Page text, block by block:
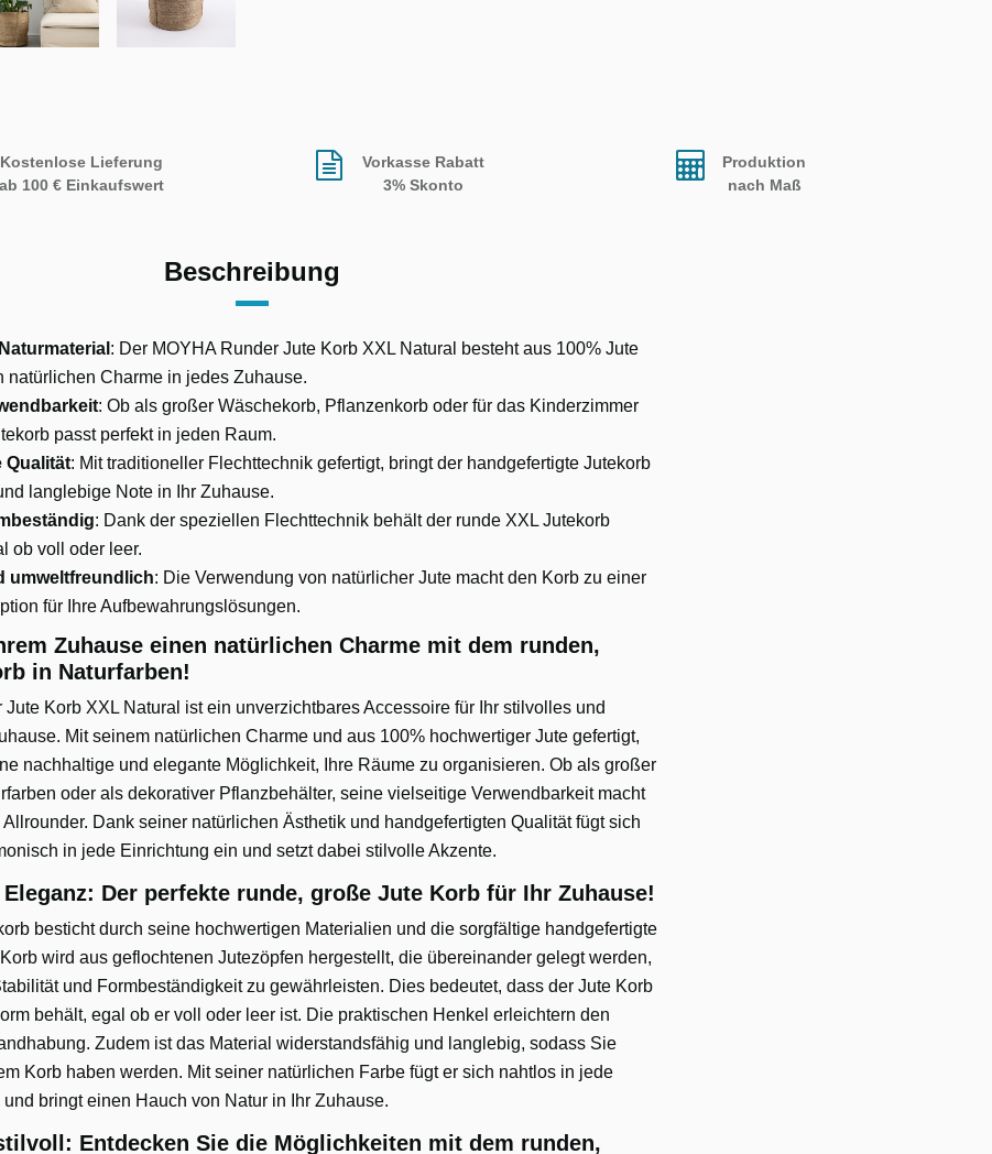
Kostenlose Lieferung
ab 100 € Einkaufswert
Vorkasse Rabatt
3% Skonto
Produktion
nach Maß
Beschreibung
: Der MOYHA Runder Jute Korb XXL Natural besteht aus 100% Jute
natürlichen Charme in jedes Zuhause.
: Ob als großer Wäschekorb, Pflanzenkorb oder für das Kinderzimmer
passt perfekt in jeden Raum.
Qualität: Mit traditioneller Flechttechnik gefertigt, bringt der handgefertigte Jutekorb
langlebige Note in Ihr Zuhause.
: Dank der speziellen Flechttechnik behält der runde XXL Jutekorb
ob voll oder leer.
umweltfreundlich: Die Verwendung von natürlicher Jute macht den Korb zu einer
für Ihre Aufbewahrungslösungen.
Zuhause einen natürlichen Charme mit dem runden,
in Naturfarben!
Jute Korb XXL Natural ist ein unverzichtbares Accessoire für Ihr stilvolles und
Mit seinem natürlichen Charme und aus 100% hochwertiger Jute gefertigt,
nachhaltige und elegante Möglichkeit, Ihre Räume zu organisieren. Ob als großer
oder als dekorativer Pflanzbehälter, seine vielseitige Verwendbarkeit macht
Dank seiner natürlichen Ästhetik und handgefertigten Qualität fügt sich
in jede Einrichtung ein und setzt dabei stilvolle Akzente.
Der perfekte runde, große Jute Korb für Ihr Zuhause!
besticht durch seine hochwertigen Materialien und die sorgfältige handgefertigte
wird aus geflochtenen Jutezöpfen hergestellt, die übereinander gelegt werden,
und Formbeständigkeit zu gewährleisten. Dies bedeutet, dass der Jute Korb
behält, egal ob er voll oder leer ist. Die praktischen Henkel erleichtern den
Zudem ist das Material widerstandsfähig und langlebig, sodass Sie
Korb haben werden. Mit seiner natürlichen Farbe fügt er sich nahtlos in jede
bringt einen Hauch von Natur in Ihr Zuhause.
Entdecken Sie die Möglichkeiten mit dem runden,